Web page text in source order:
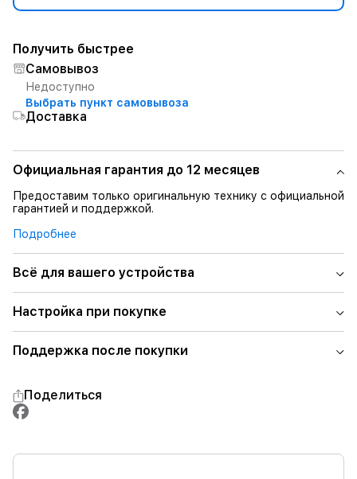
Получить быстрее
Самовывоз
Недоступно
Выбрать пункт самовывоза
Доставка
Официальная гарантия до 12 месяцев
Предоставим только оригинальную технику с официальной
гарантией и поддержкой.
Подробнее
Всё для вашего устройства
Настройка при покупке
Поддержка после покупки
Поделиться